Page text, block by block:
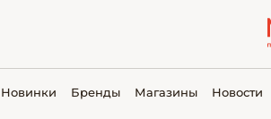
Новинки Бренды Магазины Новости